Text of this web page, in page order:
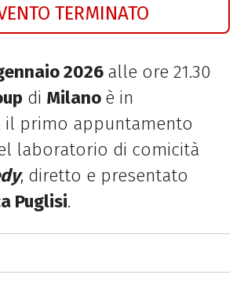
TERMINATO
2026 alle ore 21.30
di Milano è in
il primo appuntamento
laboratorio di comicità
, diretto e presentato
Puglisi.